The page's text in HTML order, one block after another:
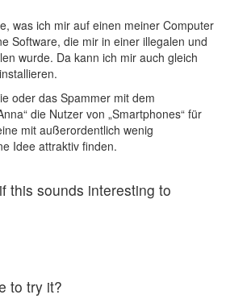
was ich mir auf einen meiner Computer
Software, die mir in einer illegalen und
wurde. Da kann ich mir auch gleich
oder das Spammer mit dem
die Nutzer von „Smartphones“ für
mit außerordentlich wenig
Idee attraktiv finden.
this sounds interesting to
to try it?